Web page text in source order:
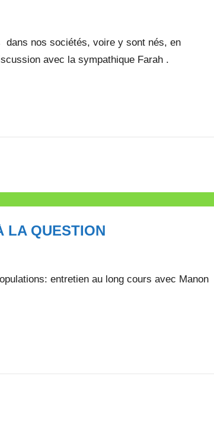
dans nos sociétés, voire y sont nés, en
avec la sympathique Farah .
LA QUESTION
entretien au long cours avec Manon